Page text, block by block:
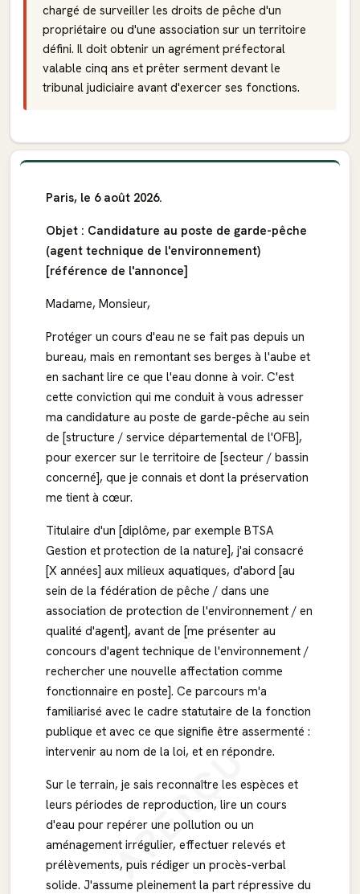
chargé de surveiller les droits de pêche d'un
propriétaire ou d'une association sur un territoire
défini. Il doit obtenir un agrément préfectoral
valable cinq ans et prêter serment devant le
tribunal judiciaire avant d'exercer ses fonctions.
APERÇU
Paris, le 6 août 2026.
Objet : Candidature au poste de garde-pêche
(agent technique de l'environnement)
[référence de l'annonce]
Madame, Monsieur,
Protéger un cours d'eau ne se fait pas depuis un
bureau, mais en remontant ses berges à l'aube et
en sachant lire ce que l'eau donne à voir. C'est
cette conviction qui me conduit à vous adresser
ma candidature au poste de garde-pêche au sein
de [structure / service départemental de l'OFB],
pour exercer sur le territoire de [secteur / bassin
concerné], que je connais et dont la préservation
me tient à cœur.
Titulaire d'un [diplôme, par exemple BTSA
Gestion et protection de la nature], j'ai consacré
[X années] aux milieux aquatiques, d'abord [au
sein de la fédération de pêche / dans une
association de protection de l'environnement / en
qualité d'agent], avant de [me présenter au
concours d'agent technique de l'environnement /
rechercher une nouvelle affectation comme
fonctionnaire en poste]. Ce parcours m'a
familiarisé avec le cadre statutaire de la fonction
publique et avec ce que signifie être assermenté :
intervenir au nom de la loi, et en répondre.
Sur le terrain, je sais reconnaître les espèces et
leurs périodes de reproduction, lire un cours
d'eau pour repérer une pollution ou un
aménagement irrégulier, effectuer relevés et
prélèvements, puis rédiger un procès-verbal
solide. J'assume pleinement la part répressive du